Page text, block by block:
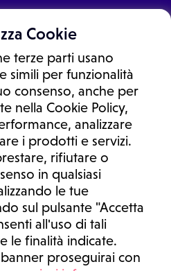
Cookie
terze parti usano
simili per funzionalità
consenso, anche per
nella Cookie Policy,
analizzare
i prodotti e servizi.
rifiutare o
in qualsiasi
le tue
sul pulsante "Accetta
all'uso di tali
le finalità indicate.
proseguirai con
sito non sono un consulto medico.
sostituiscono un consulto, una
medico. Non si devono considerare
suggerimenti per la formulazione di
di un trattamento o l'assunzione o
prima consultare un medico di
o uno specialista.
Policy |Gestione cookie
i diritti riservati.